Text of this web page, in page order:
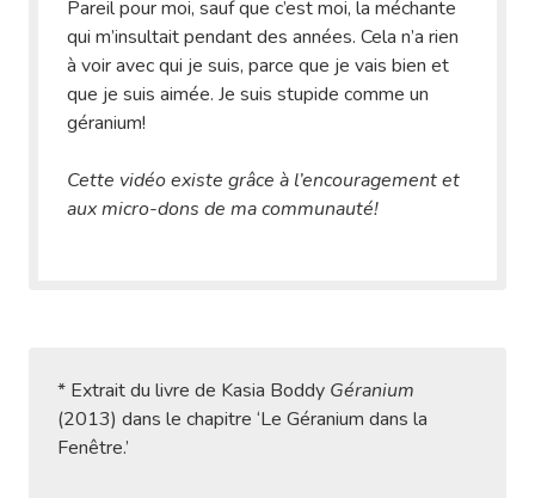
Pareil pour moi, sauf que c’est moi, la méchante
qui m’insultait pendant des années. Cela n’a rien
à voir avec qui je suis, parce que je vais bien et
que je suis aimée. Je suis stupide comme un
géranium!
Cette vidéo existe grâce à l’encouragement et
aux micro-dons de ma communauté!
* Extrait du livre de Kasia Boddy Géranium
(2013) dans le chapitre ‘Le Géranium dans la
Fenêtre.’